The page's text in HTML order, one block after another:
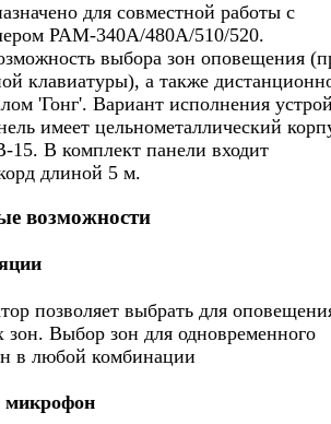
для совместной работы с
PAM-340A/480A/510/520.
выбора зон оповещения
клавиатуры), а также
'Гонг'. Вариант исполнения
имеет цельнометаллический
15. В комплект панели входит
длиной 5 м.
возможности
позволяет выбрать для
зон. Выбор зон для одновременного
в любой комбинации
микрофон